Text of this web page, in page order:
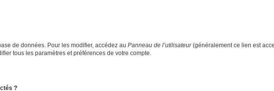
de données. Pour les modifier, accédez au Panneau de l’utilisateur(généralement ce lien est
tous les paramètres et préférences de votre compte.
?